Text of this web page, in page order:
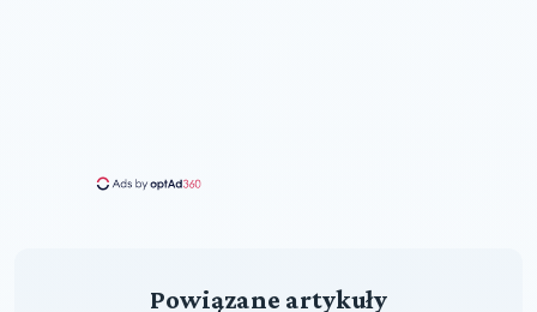
Powiązane artykuły